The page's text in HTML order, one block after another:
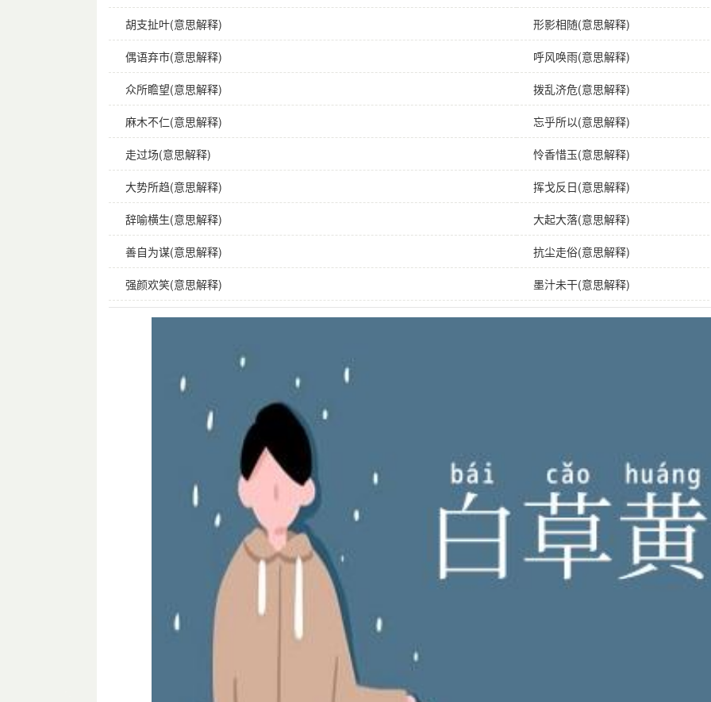
胡支扯叶(意思解释) 形影相随(意思解释)
偶语弃市(意思解释) 呼风唤雨(意思解释)
众所瞻望(意思解释) 拨乱济危(意思解释)
麻木不仁(意思解释) 忘乎所以(意思解释)
走过场(意思解释) 怜香惜玉(意思解释)
大势所趋(意思解释) 挥戈反日(意思解释)
辞喻横生(意思解释) 大起大落(意思解释)
善自为谋(意思解释) 抗尘走俗(意思解释)
强颜欢笑(意思解释) 墨汁未干(意思解释)